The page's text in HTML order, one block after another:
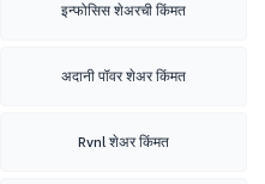
इन्फोसिस शेअरची किंमत
अदानी पॉवर शेअर किंमत
Rvnl शेअर किंमत